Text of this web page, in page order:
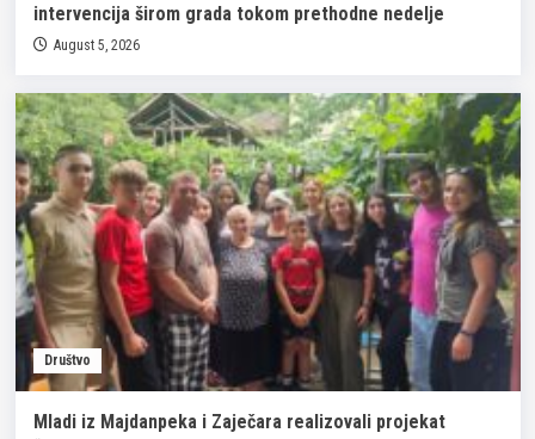
intervencija širom grada tokom prethodne nedelje
August 5, 2026
Društvo
Mladi iz Majdanpeka i Zaječara realizovali projekat